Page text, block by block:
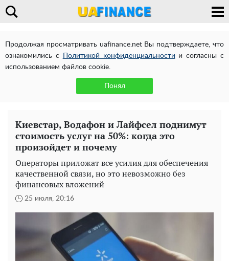
Продолжая просматривать uafinance.net Вы подтверждаете, что
ознакомились с
Политикой конфиденциальности и согласны с
использованием файлов cookie.
Понял
Киевстар, Водафон и Лайфсел поднимут
стоимость услуг на 50%: когда это
произойдет и почему
Операторы приложат все усилия для обеспечения
качественной связи, но это невозможно без
финансовых вложений
25 июля, 20:16